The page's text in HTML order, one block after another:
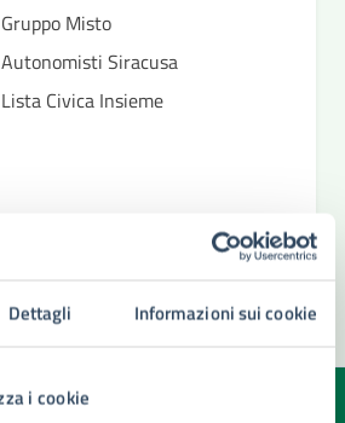
Dettagli Informazioni sui cookie
i cookie
Misto
Siracusa
Civica Insieme